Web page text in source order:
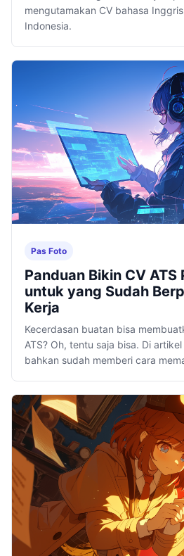
mengutamakan CV bahasa
Indonesia.
Pas Foto
Panduan Bikin CV ATS
untuk yang Sudah
Kerja
Kecerdasan buatan bisa
ATS? Oh, tentu saja bisa. Di
bahkan sudah memberi cara